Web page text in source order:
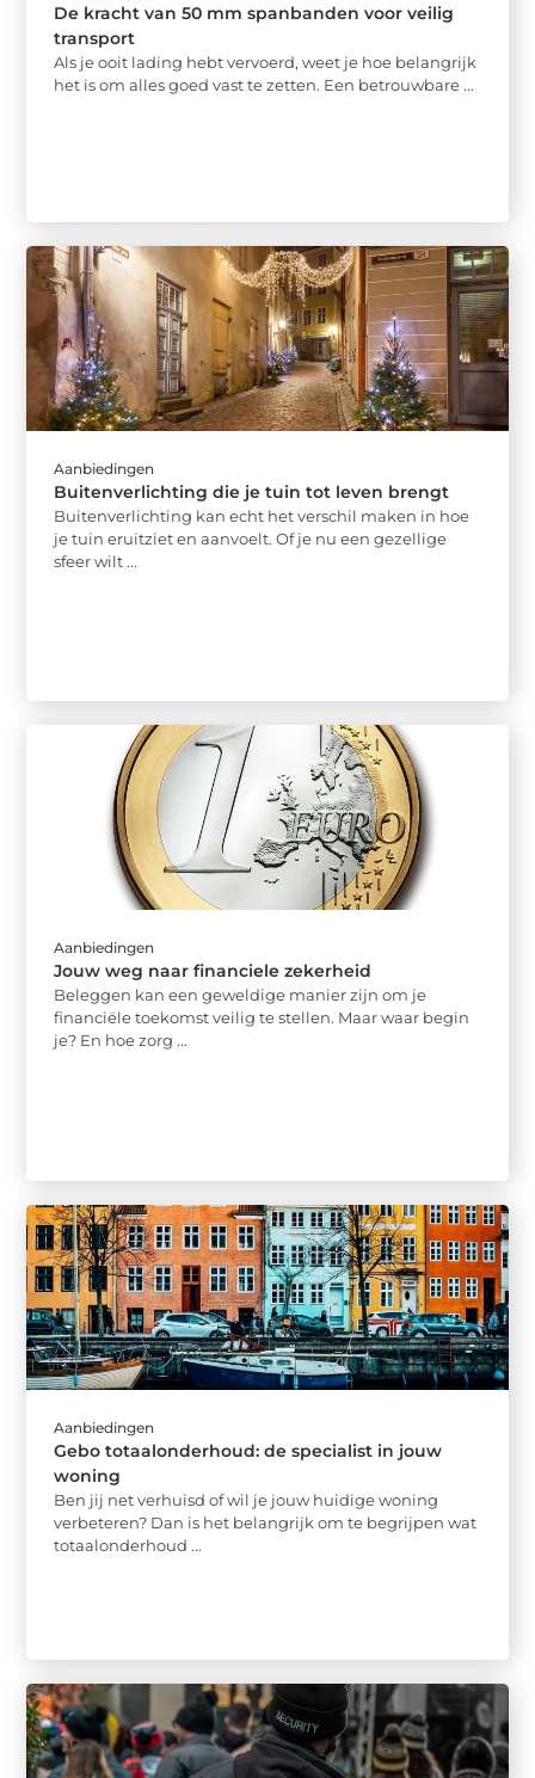
De kracht van 50 mm spanbanden voor veilig
transport
Als je ooit lading hebt vervoerd, weet je hoe belangrijk
het is om alles goed vast te zetten. Een betrouwbare ...
Aanbiedingen
Buitenverlichting die je tuin tot leven brengt
Buitenverlichting kan echt het verschil maken in hoe
je tuin eruitziet en aanvoelt. Of je nu een gezellige
sfeer wilt ...
Aanbiedingen
Jouw weg naar financiele zekerheid
Beleggen kan een geweldige manier zijn om je
financiële toekomst veilig te stellen. Maar waar begin
je? En hoe zorg ...
Aanbiedingen
Gebo totaalonderhoud: de specialist in jouw
woning
Ben jij net verhuisd of wil je jouw huidige woning
verbeteren? Dan is het belangrijk om te begrijpen wat
totaalonderhoud ...